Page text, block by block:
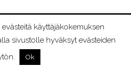
RIIMURAAMI
käyttäjäkokemuksen
sivustolle hyväksyt evästeiden
Ok